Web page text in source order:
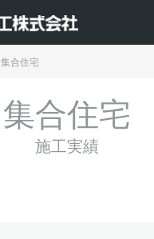
集合住宅
集合住宅
施工実績